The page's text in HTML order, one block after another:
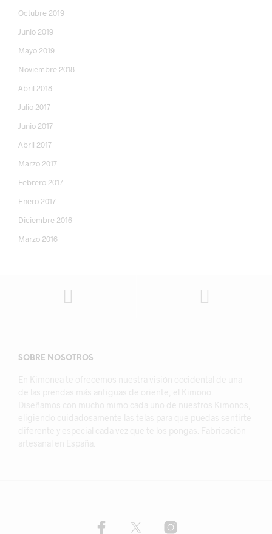
Octubre 2019
Junio 2019
Mayo 2019
Noviembre 2018
Abril 2018
Julio 2017
Junio 2017
Abril 2017
Marzo 2017
Febrero 2017
Enero 2017
Diciembre 2016
Marzo 2016
SOBRE NOSOTROS